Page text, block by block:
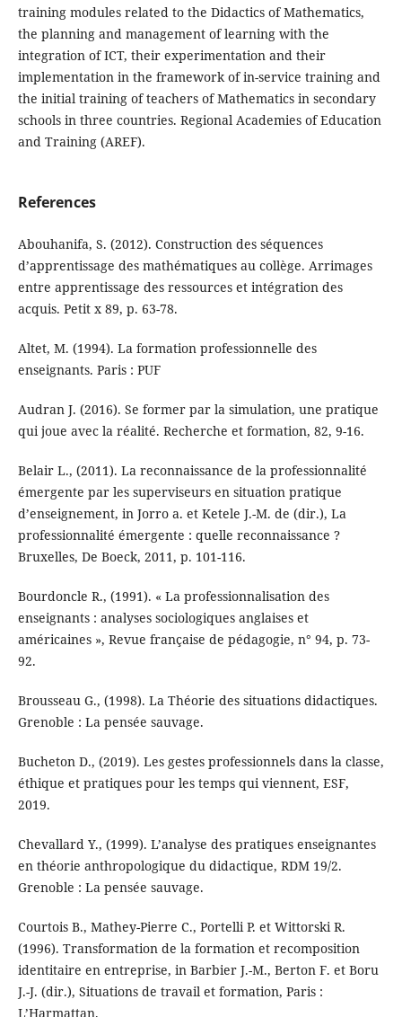
training modules related to the Didactics of Mathematics,
the planning and management of learning with the
integration of ICT, their experimentation and their
implementation in the framework of in-service training and
the initial training of teachers of Mathematics in secondary
schools in three countries. Regional Academies of Education
and Training (AREF).
References
Abouhanifa, S. (2012). Construction des séquences
d’apprentissage des mathématiques au collège. Arrimages
entre apprentissage des ressources et intégration des
acquis. Petit x 89, p. 63-78.
Altet, M. (1994). La formation professionnelle des
enseignants. Paris : PUF
Audran J. (2016). Se former par la simulation, une pratique
qui joue avec la réalité. Recherche et formation, 82, 9-16.
Belair L., (2011). La reconnaissance de la professionnalité
émergente par les superviseurs en situation pratique
d’enseignement, in Jorro a. et Ketele J.-M. de (dir.), La
professionnalité émergente : quelle reconnaissance ?
Bruxelles, De Boeck, 2011, p. 101-116.
Bourdoncle R., (1991). « La professionnalisation des
enseignants : analyses sociologiques anglaises et
américaines », Revue française de pédagogie, n° 94, p. 73-
92.
Brousseau G., (1998). La Théorie des situations didactiques.
Grenoble : La pensée sauvage.
Bucheton D., (2019). Les gestes professionnels dans la classe,
éthique et pratiques pour les temps qui viennent, ESF,
2019.
Chevallard Y., (1999). L’analyse des pratiques enseignantes
en théorie anthropologique du didactique, RDM 19/2.
Grenoble : La pensée sauvage.
Courtois B., Mathey-Pierre C., Portelli P. et Wittorski R.
(1996). Transformation de la formation et recomposition
identitaire en entreprise, in Barbier J.-M., Berton F. et Boru
J.-J. (dir.), Situations de travail et formation, Paris :
L’Harmattan.